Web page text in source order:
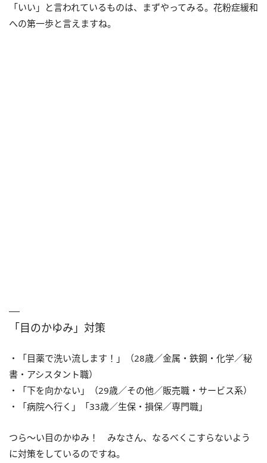
「いい」と言われているものは、まずやってみる。花粉症緩和
への第一歩と言えますね。
「目のかゆみ」対策
・「目薬で洗い流します！」（28歳／金属・鉄鋼・化学／秘
書・アシスタント職）
・「下を向かない」（29歳／その他／販売職・サービス系）
・「病院へ行く」「33歳／生保・損保／専門職」
つら～い目のかゆみ！ みなさん、なるべくこすらないよう
に対策をしているのですね。